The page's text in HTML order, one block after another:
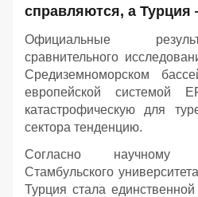
справляются, а Турция
Официальные
сравнительного
Средиземноморском
европейской системой
катастрофическую для
сектора тенденцию.
Согласно научному
Стамбульского
Турция стала